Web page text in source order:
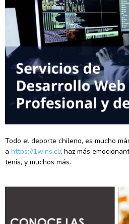
Todo el deporte chileno, es mucho
a https://1wins.cl/, haz más
tenis, y muchos más.